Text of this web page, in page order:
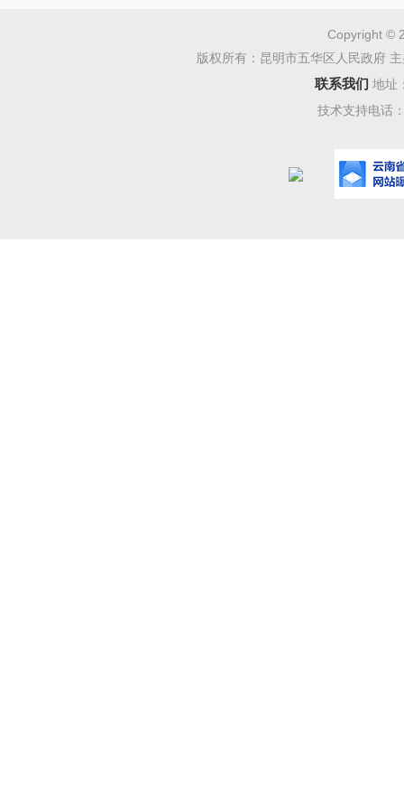
Copyright ©
版权所有：昆明市五华区人民政府
联系我们 地址
技术支持电话